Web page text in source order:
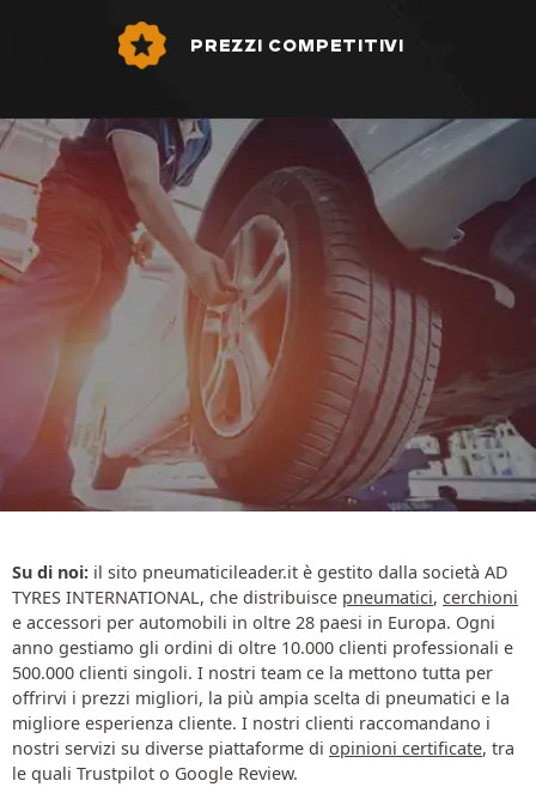
PREZZI COMPETITIVI
Su di noi: il sito pneumaticileader.it è gestito dalla società AD
TYRES INTERNATIONAL, che distribuisce pneumatici, cerchioni
e accessori per automobili in oltre 28 paesi in Europa. Ogni
anno gestiamo gli ordini di oltre 10.000 clienti professionali e
500.000 clienti singoli. I nostri team ce la mettono tutta per
offrirvi i prezzi migliori, la più ampia scelta di pneumatici e la
migliore esperienza cliente. I nostri clienti raccomandano i
nostri servizi su diverse piattaforme di opinioni certificate, tra
le quali Trustpilot o Google Review.